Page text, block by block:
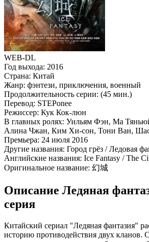
WEB-DL
Год выхода: 2016
Страна: Китай
Жанр: фэнтези, приключения, военный
Продолжительность серии: (45 мин.)
Перевод: STEPonee
Режиссер: Кук Кок-люн
В главных ролях: Уильям Фэн, Ма
Алина Чжан, Ким Хи-сон, Тони Ван,
Премьера: 24 июля 2016
Другие названия: Город грёз / Ледовая
Английские названия: Ice Fantasy / The
Оригинальное название: 幻城
Описание Ледяная
серия
Китайский сериал "Ледяная фантазия"
историю противодействия двух кланов.